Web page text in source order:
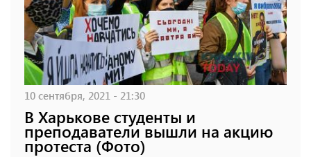
10 сентября, 2021 - 21:30
В Харькове студенты и
преподаватели вышли на акцию
протеста (Фото)